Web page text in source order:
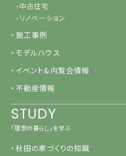
-中古住宅
-リノベーション
・施工事例
・モデルハウス
・イベント&内覧会情報
・不動産情報
STUDY
「理想の暮らし」を学ぶ
・秋田の家づくりの知識